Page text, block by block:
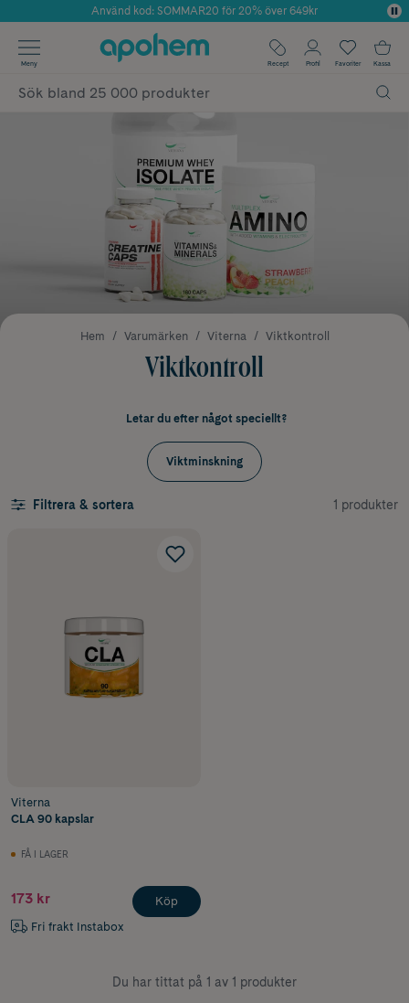
Använd kod: SOMMAR20 för 20% över 649kr
✓ Fri frakt
✓ Poäng på alla köp*
Meny Recept Profil Favoriter Kassa
Hem Varumärken Viterna Viktkontroll
Viktkontroll
Letar du efter något speciellt?
Viktminskning
Filtrera & sortera 1 produkter
Viterna
CLA 90 kapslar
FÅ I LAGER
173 kr
Fri frakt Instabox
Köp
Du har tittat på 1 av 1 produkter